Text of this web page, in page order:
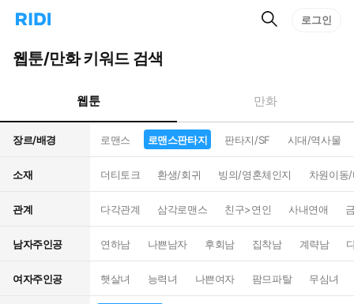
리
홈
으
턴
트
검
로그인
웹툰/만화 키워드 검색
웹툰 만화
장르/배경 로맨스 로맨스판타지 판타지/SF 시대/역사물
소재 더티토크 환생/회귀 빙의/영혼체인지 차원이동
관계 다각관계 삼각로맨스 친구>연인 사내연애
남자주인공 연하남 나쁜남자 후회남 집착남 계략남
여자주인공 햇살녀 능력녀 나쁜여자 팜므파탈 무심녀